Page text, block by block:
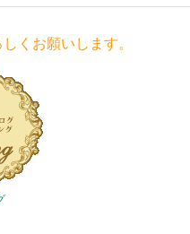
くお願いします。